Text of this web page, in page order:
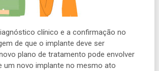
clínico e a confirmação no
de que o implante deve ser
plano de tratamento pode envolver
um novo implante no mesmo ato